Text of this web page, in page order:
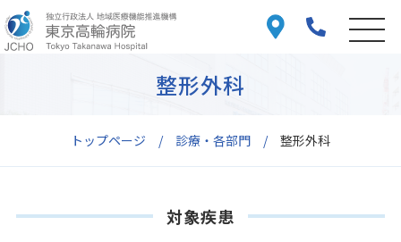
トップページ 診療・各部門 整形外科
整形外科
対象疾患